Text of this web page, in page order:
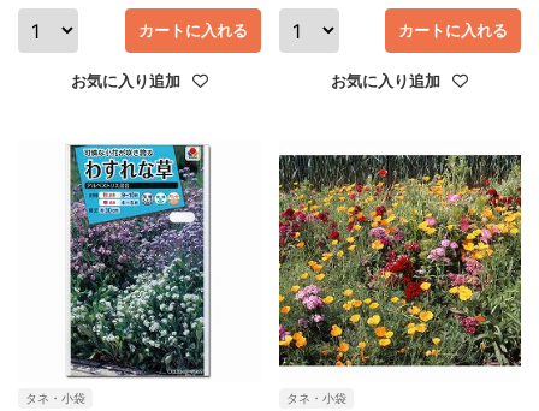
お気に入り追加
カートに入れる
お気に入り追加
カートに入れる
タネ・小袋 タネ・小袋